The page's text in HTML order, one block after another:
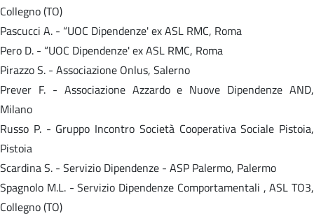
Collegno (TO)
Pascucci A. - “UOC Dipendenze' ex ASL RMC, Roma
Pero D. - “UOC Dipendenze' ex ASL RMC, Roma
Pirazzo S. - Associazione Onlus, Salerno
Prever F. - Associazione Azzardo e Nuove Dipendenze AND,
Milano
Russo P. - Gruppo Incontro Società Cooperativa Sociale Pistoia,
Pistoia
Scardina S. - Servizio Dipendenze - ASP Palermo, Palermo
Spagnolo M.L. - Servizio Dipendenze Comportamentali , ASL TO3,
Collegno (TO)